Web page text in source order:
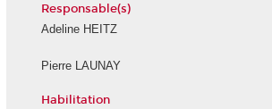
Responsable(s)
Adeline HEITZ
Pierre LAUNAY
Habilitation